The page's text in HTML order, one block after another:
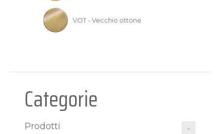
VOT - Vecchio ottone
Categorie
Prodotti